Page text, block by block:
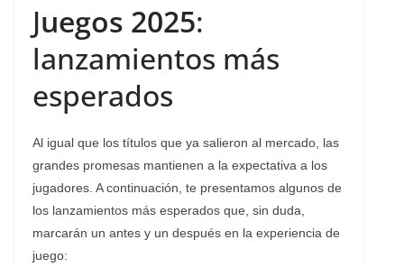
Juegos 2025:
lanzamientos más
esperados
Al igual que los títulos que ya salieron al mercado, las
grandes promesas mantienen a la expectativa a los
jugadores. A continuación, te presentamos algunos de
los lanzamientos más esperados que, sin duda,
marcarán un antes y un después en la experiencia de
juego: